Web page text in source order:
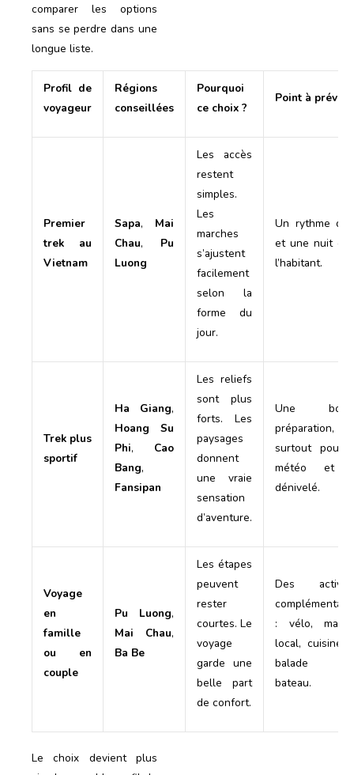
comparer les options
sans se perdre dans une
longue liste.
Profil de
voyageur
Régions
conseillées
Pourquoi
ce choix ?
Point à prévoir
Premier
trek au
Vietnam
Sapa, Mai
Chau, Pu
Luong
Les accès
restent
simples.
Les
marches
s’ajustent
facilement
selon la
forme du
jour.
Un rythme
et une nuit
l’habitant.
Trek plus
sportif
Ha Giang,
Hoang Su
Phi, Cao
Bang,
Fansipan
Les reliefs
sont plus
forts. Les
paysages
donnent
une vraie
sensation
d’aventure.
Une
préparation,
surtout pour
météo et
dénivelé.
Voyage
en
famille
ou en
couple
Pu Luong,
Mai Chau,
Ba Be
Les étapes
peuvent
rester
courtes. Le
voyage
garde une
belle part
de confort.
Des
: vélo,
local, cuisine
balade
bateau.
Le choix devient plus